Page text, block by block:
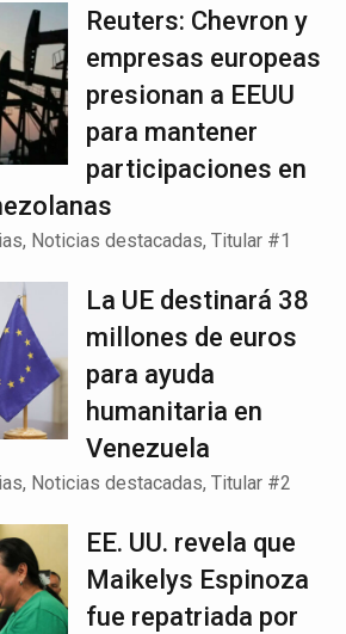
Reuters: Chevron y
empresas europeas
presionan a EEUU
para mantener
participaciones en
, Noticias destacadas,Titular #1
La UE destinará 38
millones de euros
para ayuda
humanitaria en
Venezuela
, Noticias destacadas,Titular #2
EE. UU. revela que
Maikelys Espinoza
fue repatriada por